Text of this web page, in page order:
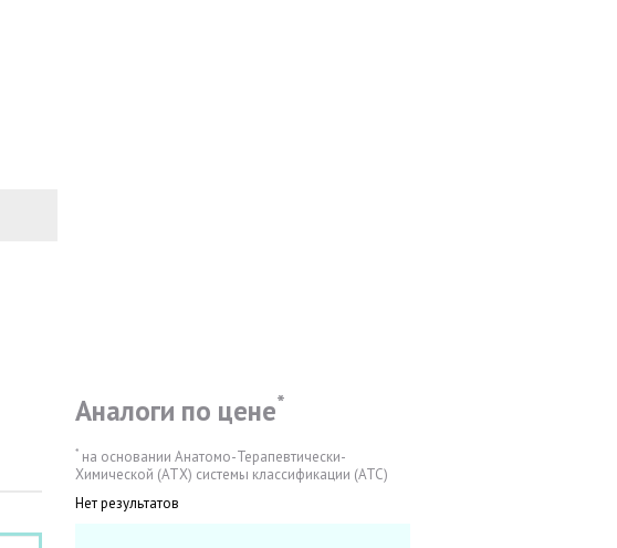
Аналоги по цене*
*на основании Анатомо-Терапевтически-
Химической (АТХ) системы классификации (АТС)
Нет результатов